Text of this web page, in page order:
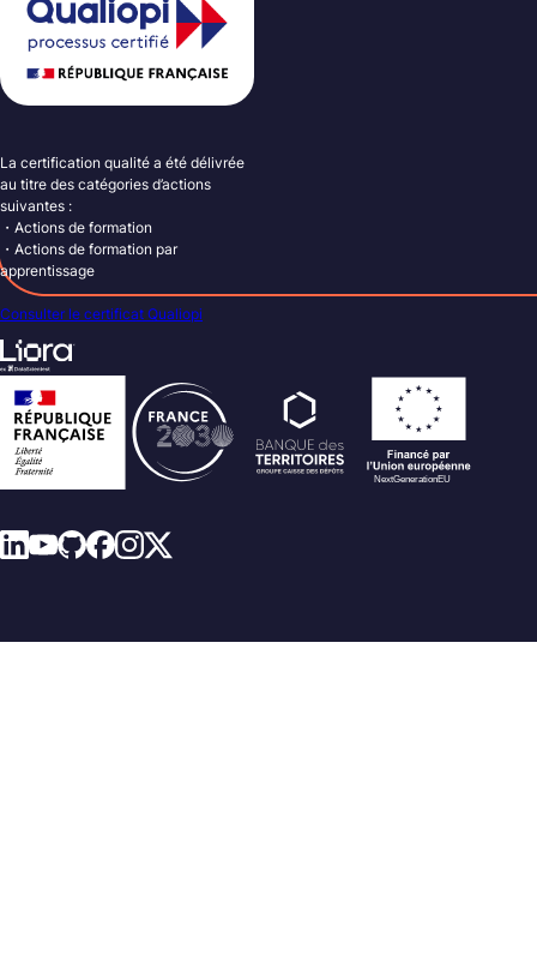
La certification qualité a été délivrée
au titre des catégories d’actions
suivantes :
・Actions de formation
・Actions de formation par
apprentissage
Consulter le certificat Qualiopi